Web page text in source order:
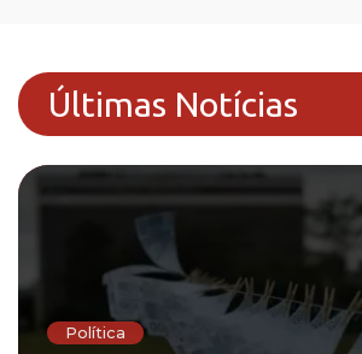
Últimas Notícias
Política